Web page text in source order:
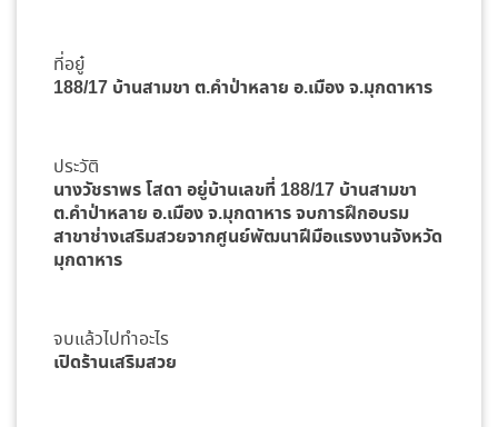
ที่อยู๋
188/17 บ้านสามขา ต.คำป่าหลาย อ.เมือง จ.มุกดาหาร
ประวัติ
นางวัชราพร โสดา อยู่บ้านเลขที่ 188/17 บ้านสามขา
ต.คำป่าหลาย อ.เมือง จ.มุกดาหาร จบการฝึกอบรม
สาขาช่างเสริมสวยจากศูนย์พัฒนาฝีมือแรงงานจังหวัด
มุกดาหาร
จบแล้วไปทำอะไร
เปิดร้านเสริมสวย